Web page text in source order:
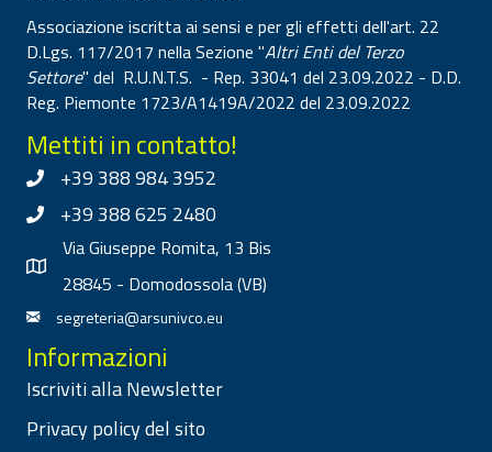
Associazione iscritta ai sensi e per gli effetti dell'art. 22
D.Lgs. 117/2017 nella Sezione "Altri Enti del Terzo
Settore" del R.U.N.T.S. - Rep. 33041 del 23.09.2022 - D.D.
Reg. Piemonte 1723/A1419A/2022 del 23.09.2022
Mettiti in contatto!
+39 388 984 3952
+39 388 625 2480
Via Giuseppe Romita, 13 Bis
28845 - Domodossola (VB)
segreteria@arsunivco.eu
Informazioni
Iscriviti alla Newsletter
Privacy policy del sito